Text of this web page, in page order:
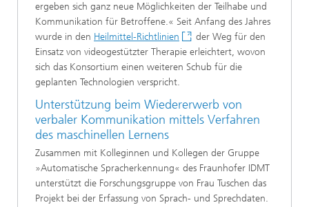
ergeben sich ganz neue Möglichkeiten der Teilhabe und
Kommunikation für Betroffene.« Seit Anfang des Jahres
wurde in den Heilmittel-Richtlinien
der Weg für den
Einsatz von videogestützter Therapie erleichtert, wovon
sich das Konsortium einen weiteren Schub für die
geplanten Technologien verspricht.
Unterstützung beim Wiedererwerb von
verbaler Kommunikation mittels Verfahren
des maschinellen Lernens
Zusammen mit Kolleginnen und Kollegen der Gruppe
»Automatische Spracherkennung« des Fraunhofer IDMT
unterstützt die Forschungsgruppe von Frau Tuschen das
Projekt bei der Erfassung von Sprach- und Sprechdaten.